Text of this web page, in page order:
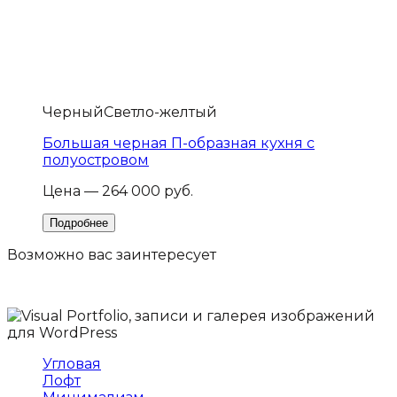
ЧерныйСветло-желтый
Большая черная П-образная кухня с
полуостровом
Цена — 264 000 руб.
Возможно вас заинтересует
Угловая
Лофт